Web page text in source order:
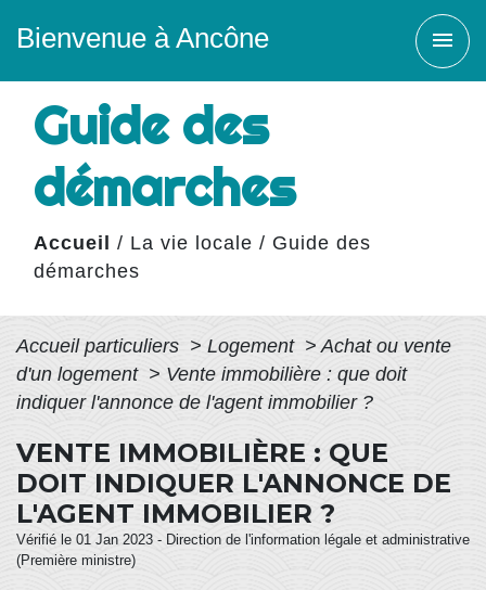
Bienvenue à Ancône menu
Guide des
démarches
Accueil / La vie locale / Guide des
démarches
Accueil particuliers > Logement > Achat ou vente
d'un logement > Vente immobilière : que doit
indiquer l'annonce de l'agent immobilier ?
VENTE IMMOBILIÈRE : QUE
DOIT INDIQUER L'ANNONCE DE
L'AGENT IMMOBILIER ?
Vérifié le 01 Jan 2023 - Direction de l'information légale et administrative
(Première ministre)